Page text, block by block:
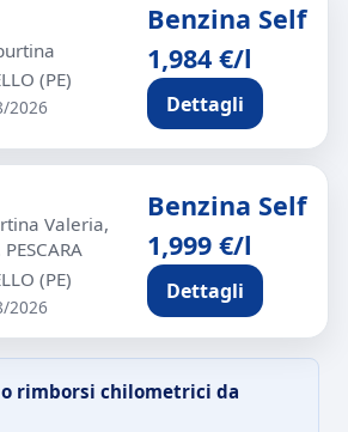
(PE)
2026
Benzina Self
1,984 €/l
Dettagli
Valeria,
(PE)
2026
Benzina Self
1,999 €/l
Dettagli
o rimborsi chilometrici da